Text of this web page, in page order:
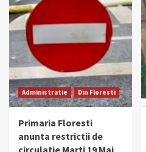
Administratie Din Floresti
Primaria Floresti
anunta restrictii de
circulatie Marti 19 Mai